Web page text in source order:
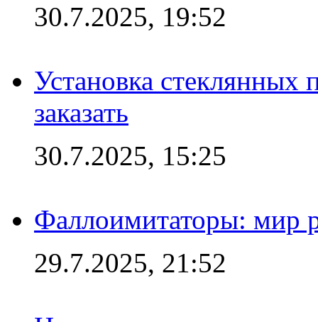
30.7.2025, 19:52
Установка стеклянных
заказать
30.7.2025, 15:25
Фаллоимитаторы: мир
29.7.2025, 21:52